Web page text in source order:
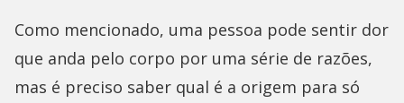
Como mencionado, uma pessoa pode sentir dor
que anda pelo corpo por uma série de razões,
mas é preciso saber qual é a origem para só